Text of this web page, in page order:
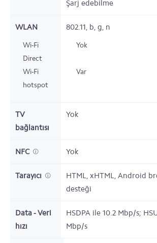
Şarj edebilme
WLAN 802.11, b, g, n
Wi-Fi
Direct
Yok
Wi-Fi
hotspot
Var
TV
bağlantısı
Yok
NFC Yok
Tarayıcı
HTML, xHTML, Android
desteği
Data - Veri
hızı
HSDPA ile 10.2 Mbp/s;
Mbp/s